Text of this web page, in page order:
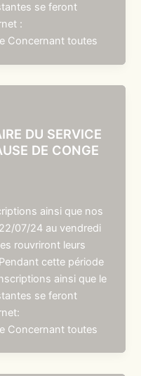
se feront
:
Concernant toutes
DU SERVICE
DE CONGE
ainsi que nos
07/24 au vendredi
rouvriront leurs
cette période
ainsi que le
se feront
Concernant toutes